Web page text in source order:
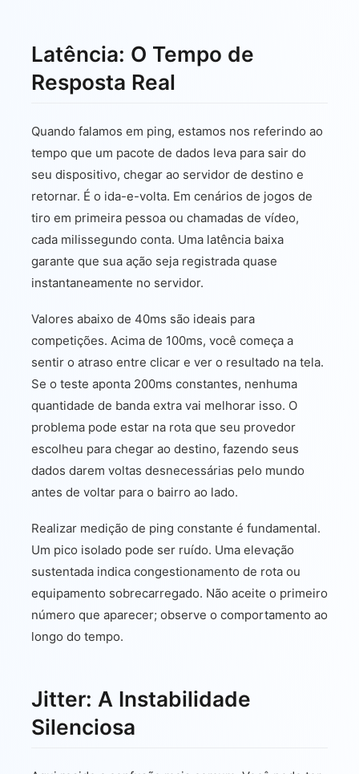
Latência: O Tempo de
Resposta Real
Quando falamos em ping, estamos nos referindo ao
tempo que um pacote de dados leva para sair do
seu dispositivo, chegar ao servidor de destino e
retornar. É o ida-e-volta. Em cenários de jogos de
tiro em primeira pessoa ou chamadas de vídeo,
cada milissegundo conta. Uma latência baixa
garante que sua ação seja registrada quase
instantaneamente no servidor.
Valores abaixo de 40ms são ideais para
competições. Acima de 100ms, você começa a
sentir o atraso entre clicar e ver o resultado na tela.
Se o teste aponta 200ms constantes, nenhuma
quantidade de banda extra vai melhorar isso. O
problema pode estar na rota que seu provedor
escolheu para chegar ao destino, fazendo seus
dados darem voltas desnecessárias pelo mundo
antes de voltar para o bairro ao lado.
Realizar medição de ping constante é fundamental.
Um pico isolado pode ser ruído. Uma elevação
sustentada indica congestionamento de rota ou
equipamento sobrecarregado. Não aceite o primeiro
número que aparecer; observe o comportamento ao
longo do tempo.
Jitter: A Instabilidade
Silenciosa